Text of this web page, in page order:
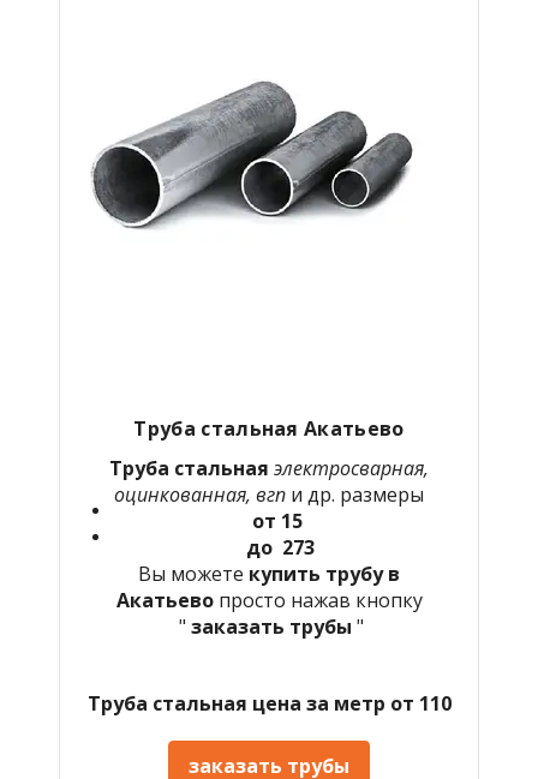
Труба стальная Акатьево
Труба стальная электросварная,
оцинкованная, вгп и др. размеры
от 15
до 273
Вы можете купить трубу в
Акатьево просто нажав кнопку
" заказать трубы "
Труба стальная цена за метр от 110
заказать трубы